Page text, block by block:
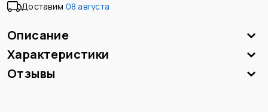
Доставим 08 августа
Описание
Характеристики
Отзывы